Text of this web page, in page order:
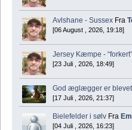
Avlshane - Sussex Fra
[06 August , 2026, 19:18]
Jersey Kæmpe -
[23 Juli , 2026, 18:49]
God æglægger er blevet
[17 Juli , 2026, 21:37]
Bielefelder i sølv Fra
[04 Juli , 2026, 16:23]